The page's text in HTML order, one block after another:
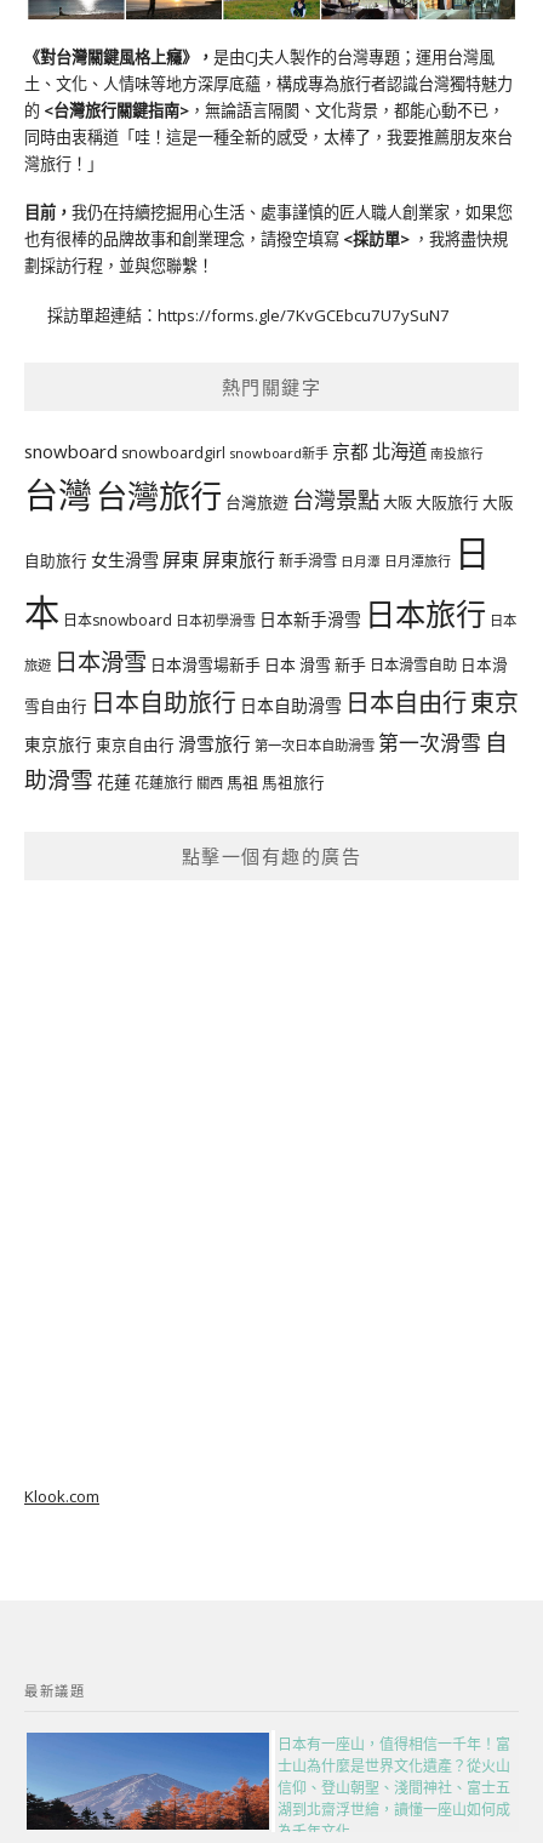
《對台灣關鍵風格上癮》 ， 是由CJ夫人製作的台灣專題；運用台灣風
土、文化、人情味等地方深厚底蘊，構成專為旅行者認識台灣獨特魅力
的 <台灣旅行關鍵指南> ，無論語言隔閡、文化背景，都能心動不已，
同時由衷稱道「哇！這是一種全新的感受，太棒了，我要推薦朋友來台
灣旅行！」
目前， 我仍在持續挖掘用心生活、處事謹慎的匠人職人創業家，如果您
也有很棒的品牌故事和創業理念，請撥空填寫 <採訪單> ，我將盡快規
劃採訪行程，並與您聯繫！
採訪單超連結： https://forms.gle/7KvGCEbcu7U7ySuN7
熱門關鍵字
snowboard snowboardgirl snowboard新手 京都 北海道 南投旅行
台灣台灣旅行 台灣旅遊 台灣景點大阪大阪旅行大阪
自助旅行 女生滑雪 屏東 屏東旅行新手滑雪 日月潭 日月潭旅行 日
本 日本snowboard 日本初學滑雪 日本新手滑雪 日本旅行 日本
旅遊 日本滑雪 日本滑雪場新手 日本 滑雪 新手 日本滑雪自助 日本滑
雪自由行 日本自助旅行 日本自助滑雪 日本自由行東京
東京旅行 東京自由行 滑雪旅行 第一次日本自助滑雪 第一次滑雪 自
助滑雪 花蓮花蓮旅行 關西 馬祖 馬祖旅行
點擊一個有趣的廣告
Klook.com
最新議題
日本有一座山，值得相信一千年！富
士山為什麼是世界文化遺產？從火山
信仰、登山朝聖、淺間神社、富士五
湖到北齋浮世繪，讀懂一座山如何成
為千年文化